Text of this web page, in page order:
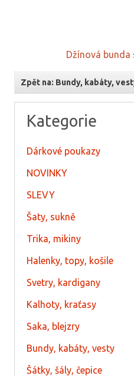
Džínová bunda
Zpět na: Bundy, kabáty,
Kategorie
Dárkové poukazy
NOVINKY
SLEVY
Šaty, sukně
Trika, mikiny
Halenky, topy, košile
Svetry, kardigany
Kalhoty, kraťasy
Saka, blejzry
Bundy, kabáty, vesty
Šátky, šály, čepice